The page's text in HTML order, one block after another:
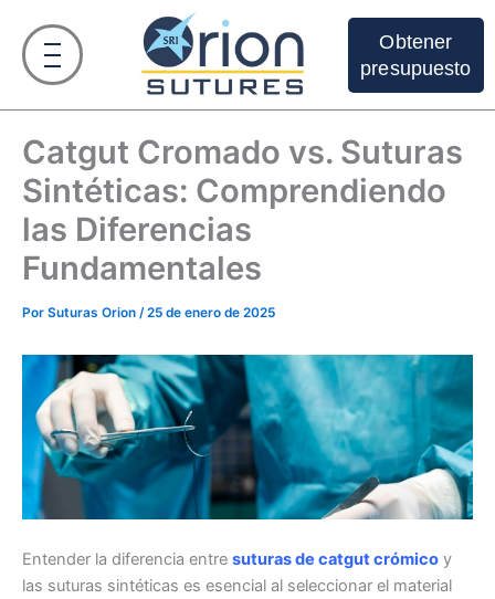
contenido
Obtener
presupuesto
Catgut Cromado vs. Suturas
Sintéticas: Comprendiendo
las Diferencias
Fundamentales
Por Suturas Orion /25 de enero de 2025
Entender la diferencia entre suturas de catgut crómico y
las suturas sintéticas es esencial al seleccionar el material